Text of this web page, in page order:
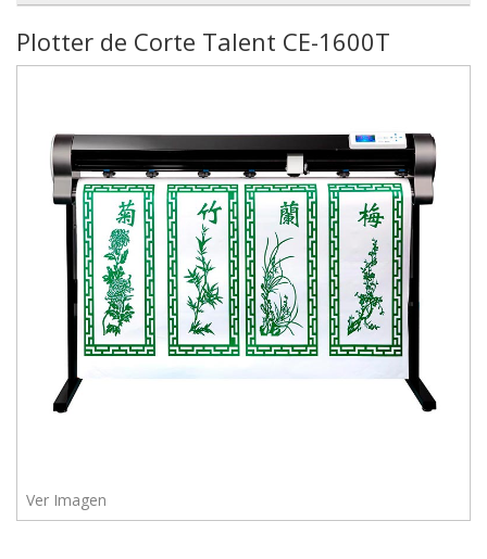
975
628
975
628
609
Enviar
Plotter de Corte Talent CE-1600T
Ver Imagen